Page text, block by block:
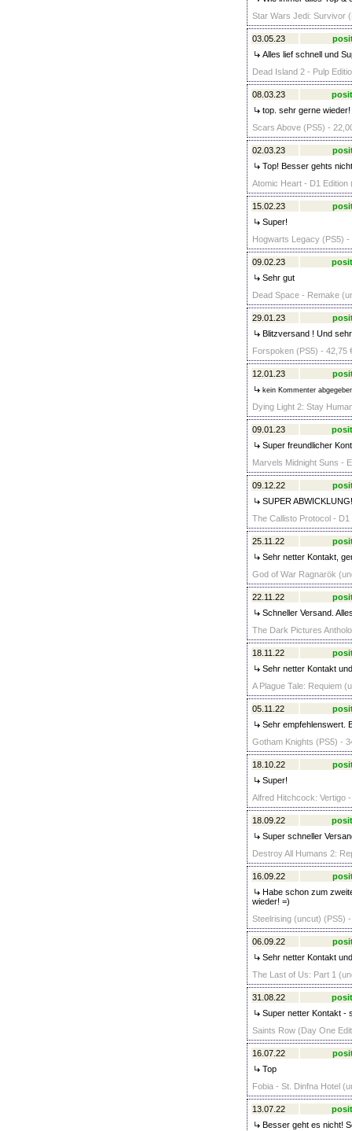
Star Wars Jedi: Survivor
03.05.23
Alles lief schnell und
Dead Island 2 - Pulp
08.03.23
top. sehr gerne wieder!
Scars Above (PS5) -
02.03.23
Top! Besser gehts
Atomic Heart - D1
15.02.23
Super!
Hogwarts Legacy (PS5) -
09.02.23
Sehr gut
Dead Space - Remake
29.01.23
Blitzversand ! Und
Forspoken (PS5) - 42,75
12.01.23
kein Kommenter
Dying Light 2: Stay
09.01.23
Super freundlicher
Marvels Midnight Suns -
09.12.22
SUPER
The Callisto Protocol -
25.11.22
Sehr netter Kontakt,
God of War Ragnarök
22.11.22
Schneller Versand.
The Dark Pictures
18.11.22
Sehr netter Kontakt
A Plague Tale: Requiem
05.11.22
Sehr empfehlenswert.
Gotham Knights (PS5) -
18.10.22
Super!
Alfred Hitchcock: Vertigo
18.09.22
Super schneller
Destroy All Humans 2:
16.09.22
Habe schon zum
wieder! =)
Steelrising (uncut) (PS5)
06.09.22
Sehr netter Kontakt
The Last of Us: Part 1
31.08.22
Super netter Kontakt -
Saints Row (Day One
16.07.22
Top
Fobia - St. Dinfna Hotel
13.07.22
Besser geht es nicht!